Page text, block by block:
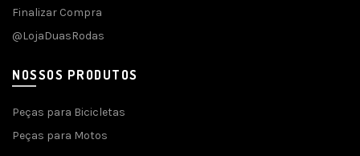
Finalizar Compra
@LojaDuasRodas
NOSSOS PRODUTOS
Peças para Bicicletas
Peças para Motos